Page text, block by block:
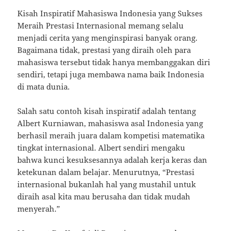
Kisah Inspiratif Mahasiswa Indonesia yang Sukses
Meraih Prestasi Internasional memang selalu
menjadi cerita yang menginspirasi banyak orang.
Bagaimana tidak, prestasi yang diraih oleh para
mahasiswa tersebut tidak hanya membanggakan diri
sendiri, tetapi juga membawa nama baik Indonesia
di mata dunia.
Salah satu contoh kisah inspiratif adalah tentang
Albert Kurniawan, mahasiswa asal Indonesia yang
berhasil meraih juara dalam kompetisi matematika
tingkat internasional. Albert sendiri mengaku
bahwa kunci kesuksesannya adalah kerja keras dan
ketekunan dalam belajar. Menurutnya, “Prestasi
internasional bukanlah hal yang mustahil untuk
diraih asal kita mau berusaha dan tidak mudah
menyerah.”